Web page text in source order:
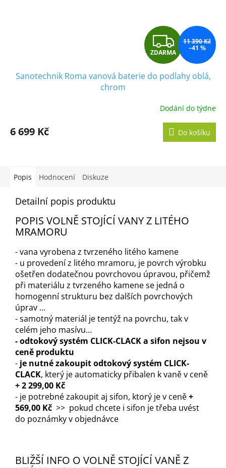
Z
D
A
R
M
A
ZDARMA
11 390 Kč
–41 %
Sanotechnik Roma vanová baterie do podlahy oblá,
chrom
Dodání do týdne
6 699 Kč Do košíku
Popis Hodnocení Diskuze
Detailní popis produktu
POPIS VOLNĚ STOJÍCÍ VANY Z LITÉHO
MRAMORU
- vana vyrobena z tvrzeného litého kamene
- u provedení z litého mramoru, je povrch výrobku
ošetřen dodatečnou povrchovou úpravou, přičemž
při materiálu z tvrzeného kamene se jedná o
homogenní strukturu bez dalších povrchových
úprav ...
- samotný materiál je tentýž na povrchu, tak v
celém jeho masívu...
- odtokový systém CLICK-CLACK a sifon nejsou v
ceně produktu
- je nutné zakoupit odtokový systém CLICK-
CLACK, který je automaticky přibalen k vaně v ceně
+ 2 299,00 Kč
- je potrebné zakoupit aj sifon, ktorý je v ceně+
569,00 Kč >> pokud chcete i sifon je třeba uvést
do poznámky v objednávce
BLIŽŠÍ INFO O VOLNĚ STOJÍCÍ VANĚ Z